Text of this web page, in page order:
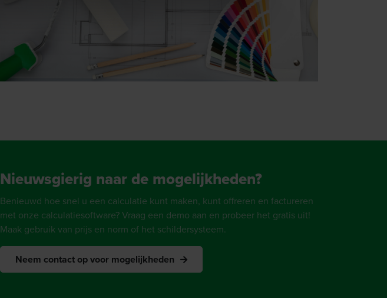
Nieuwsgierig naar de mogelijkheden?
Benieuwd hoe snel u een calculatie kunt maken, kunt offreren en factureren
met onze calculatiesoftware? Vraag een demo aan en probeer het gratis uit!
Maak gebruik van prijs en norm of het schildersysteem.
Neem contact op voor mogelijkheden